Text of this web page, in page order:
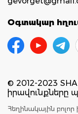
Օգտակար
© 2012-2023
իրավունքները
Հեղինակային